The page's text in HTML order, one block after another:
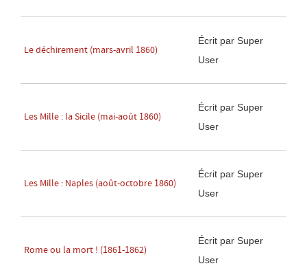
Le déchirement (mars-avril 1860)
Écrit par Super
User
Les Mille : la Sicile (mai-août 1860)
Écrit par Super
User
Les Mille : Naples (août-octobre 1860)
Écrit par Super
User
Rome ou la mort ! (1861-1862)
Écrit par Super
User